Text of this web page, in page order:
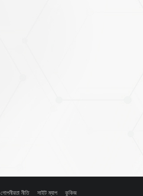
গোপনীয়তা নীতি সাইট ম্যাপ কুকিজ